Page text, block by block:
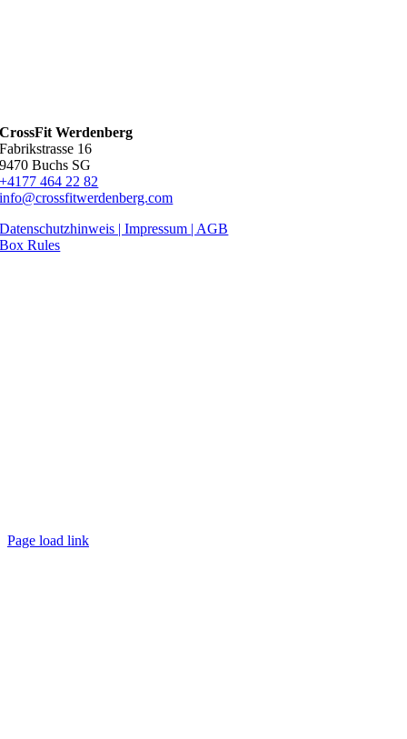
CrossFit Werdenberg
Fabrikstrasse 16
9470 Buchs SG
+4177 464 22 82
info@crossfitwerdenberg.com
Datenschutzhinweis | Impressum | AGB
Box Rules
Page load link